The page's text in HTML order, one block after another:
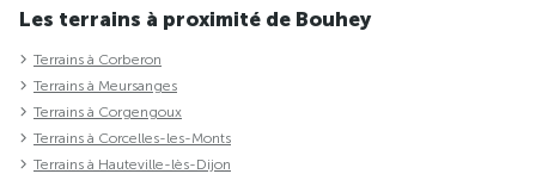
Les terrains à proximité de Bouhey
Terrains à Corberon
Terrains à Meursanges
Terrains à Corgengoux
Terrains à Corcelles-les-Monts
Terrains à Hauteville-lès-Dijon